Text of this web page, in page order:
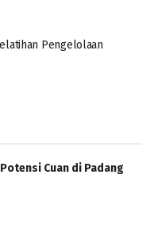
Pengelolaan
Cuan di Padang